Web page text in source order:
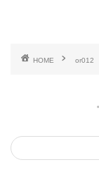
HOME or012